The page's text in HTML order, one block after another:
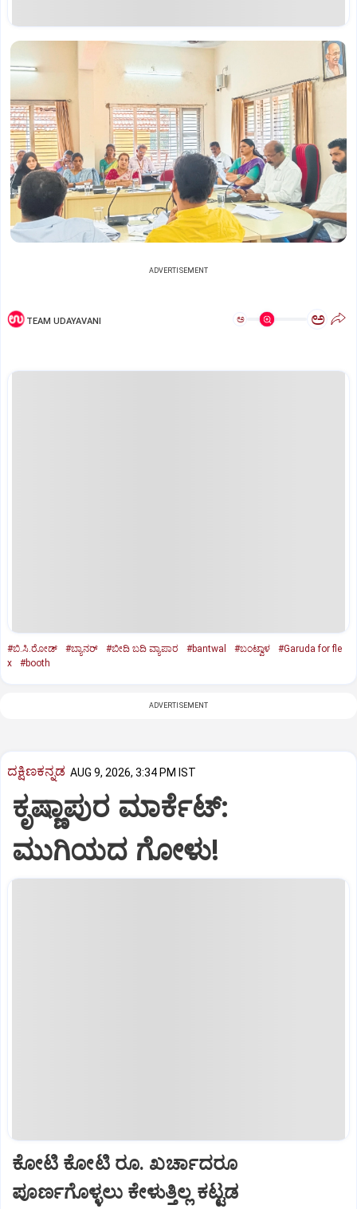
ADVERTISEMENT
TEAM UDAYAVANI ಅ ಅ
#ಬಿ.ಸಿ.ರೋಡ್‌ #ಬ್ಯಾನರ್‌ #ಬೀದಿ ಬದಿ ವ್ಯಾಪಾರ #bantwal #ಬಂಟ್ವಾಳ
#Garuda for fle
x
#booth
ADVERTISEMENT
ದಕ್ಷಿಣಕನ್ನಡ AUG 9, 2026, 3:34 PM IST
ಕೃಷ್ಣಾಪುರ ಮಾರ್ಕೆಟ್‌:
ಮುಗಿಯದ ಗೋಳು!
ಕೋಟಿ ಕೋಟಿ ರೂ. ಖರ್ಚಾದರೂ
ಪೂರ್ಣಗೊಳ್ಳಲು ಕೇಳುತ್ತಿಲ್ಲ ಕಟ್ಟಡ